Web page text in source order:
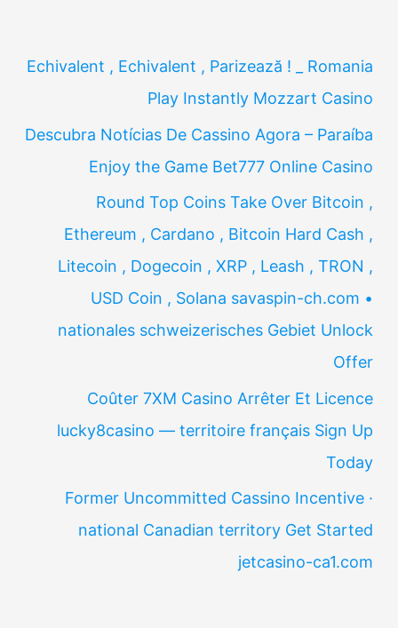
Echivalent , Echivalent , Parizează ! _ Romania
Play Instantly Mozzart Casino
Descubra Notícias De Cassino Agora – Paraíba
Enjoy the Game Bet777 Online Casino
Round Top Coins Take Over Bitcoin ,
Ethereum , Cardano , Bitcoin Hard Cash ,
Litecoin , Dogecoin , XRP , Leash , TRON ,
USD Coin , Solana savaspin-ch.com •
nationales schweizerisches Gebiet Unlock
Offer
Coûter 7XM Casino Arrêter Et Licence
lucky8casino — territoire français Sign Up
Today
Former Uncommitted Cassino Incentive ·
national Canadian territory Get Started
jetcasino-ca1.com